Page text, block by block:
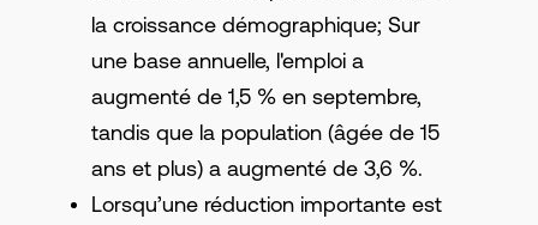
la croissance démographique; Sur
une base annuelle, l'emploi a
augmenté de 1,5 % en septembre,
tandis que la population (âgée de 15
ans et plus) a augmenté de 3,6 %.
Lorsqu’une réduction importante est